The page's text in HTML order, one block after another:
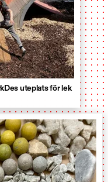
uteplats för lek